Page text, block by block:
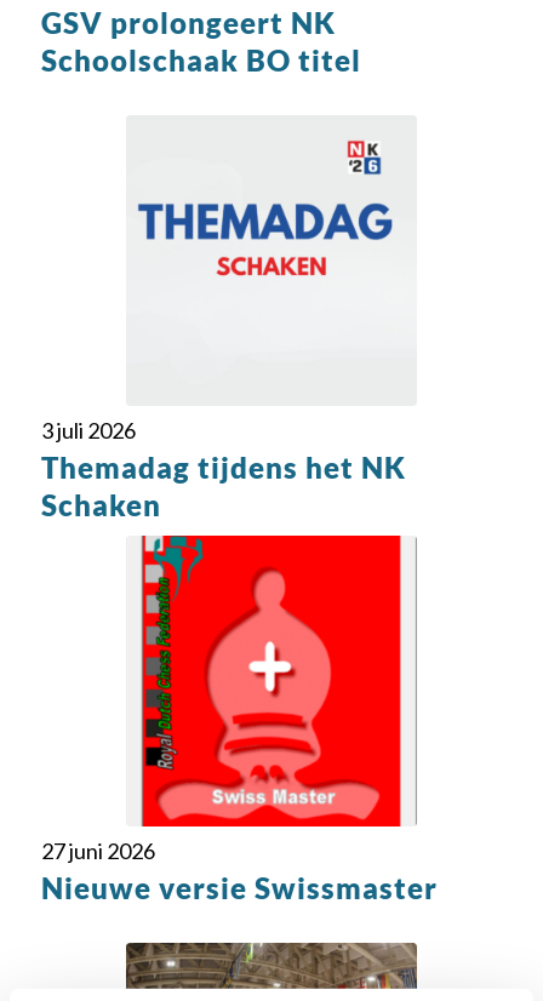
GSV prolongeert NK
Schoolschaak BO titel
3 juli 2026
Themadag tijdens het NK
Schaken
27 juni 2026
Nieuwe versie Swissmaster